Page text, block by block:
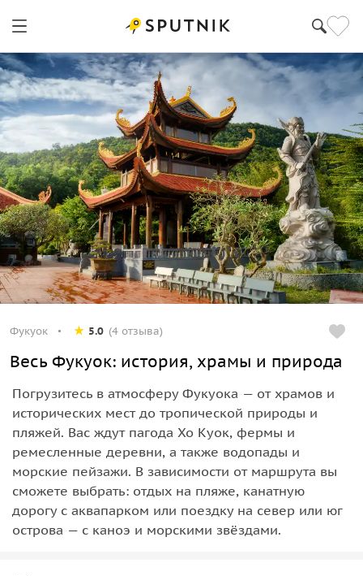
Фукуок 5.0 (4 отзыва)
Весь Фукуок: история, храмы и природа
Погрузитесь в атмосферу Фукуока — от храмов и
исторических мест до тропической природы и
пляжей. Вас ждут пагода Хо Куок, фермы и
ремесленные деревни, а также водопады и
морские пейзажи. В зависимости от маршрута вы
сможете выбрать: отдых на пляже, канатную
дорогу с аквапарком или поездку на север или юг
острова — с каноэ и морскими звёздами.